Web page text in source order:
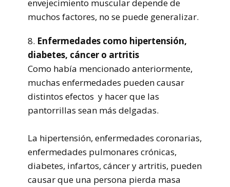
envejecimiento muscular depende de
muchos factores, no se puede generalizar.
8. Enfermedades como hipertensión,
diabetes, cáncer o artritis
Como había mencionado anteriormente,
muchas enfermedades pueden causar
distintos efectos y hacer que las
pantorrillas sean más delgadas.
La hipertensión, enfermedades coronarias,
enfermedades pulmonares crónicas,
diabetes, infartos, cáncer y artritis, pueden
causar que una persona pierda masa